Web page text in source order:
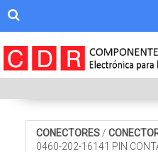
CONECTORES /
0460-202-16141 PIN